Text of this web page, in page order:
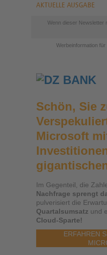
AKTUELLE AUSGABE